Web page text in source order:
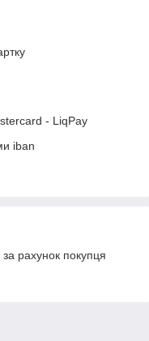
- LiqPay
iban
рахунок покупця